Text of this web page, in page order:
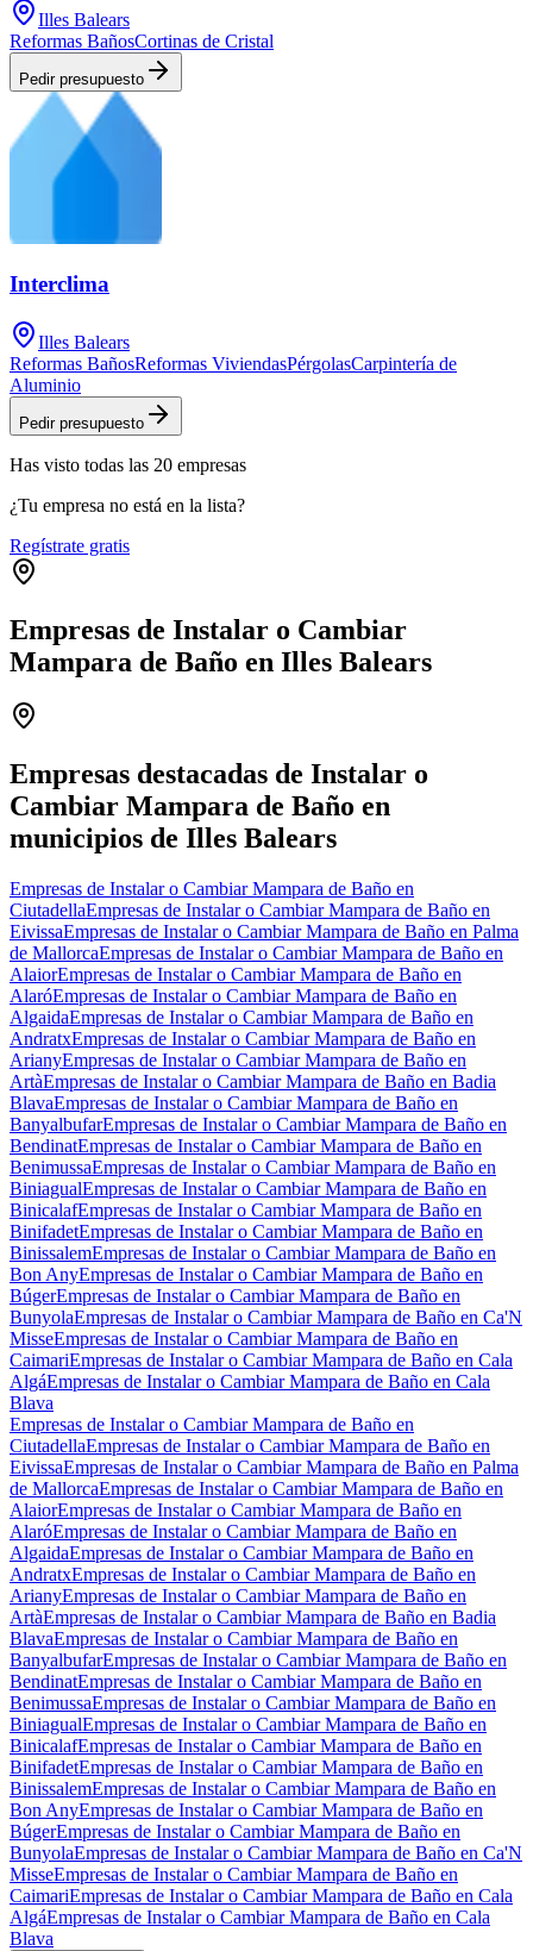
Illes Balears
Reformas BañosCortinas de Cristal
Pedir presupuesto
Interclima
Illes Balears
Reformas BañosReformas ViviendasPérgolasCarpintería de
Aluminio
Pedir presupuesto
Has visto todas las 20 empresas
¿Tu empresa no está en la lista?
Regístrate gratis
Empresas de Instalar o Cambiar
Mampara de Baño en Illes Balears
−
Empresas destacadas de Instalar o
Cambiar Mampara de Baño en
municipios de Illes Balears
Empresas de Instalar o Cambiar Mampara de Baño en
CiutadellaEmpresas de Instalar o Cambiar Mampara de Baño en
EivissaEmpresas de Instalar o Cambiar Mampara de Baño en Palma
de MallorcaEmpresas de Instalar o Cambiar Mampara de Baño en
AlaiorEmpresas de Instalar o Cambiar Mampara de Baño en
AlaróEmpresas de Instalar o Cambiar Mampara de Baño en
AlgaidaEmpresas de Instalar o Cambiar Mampara de Baño en
AndratxEmpresas de Instalar o Cambiar Mampara de Baño en
ArianyEmpresas de Instalar o Cambiar Mampara de Baño en
ArtàEmpresas de Instalar o Cambiar Mampara de Baño en Badia
BlavaEmpresas de Instalar o Cambiar Mampara de Baño en
BanyalbufarEmpresas de Instalar o Cambiar Mampara de Baño en
BendinatEmpresas de Instalar o Cambiar Mampara de Baño en
BenimussaEmpresas de Instalar o Cambiar Mampara de Baño en
BiniagualEmpresas de Instalar o Cambiar Mampara de Baño en
BinicalafEmpresas de Instalar o Cambiar Mampara de Baño en
BinifadetEmpresas de Instalar o Cambiar Mampara de Baño en
BinissalemEmpresas de Instalar o Cambiar Mampara de Baño en
Bon AnyEmpresas de Instalar o Cambiar Mampara de Baño en
BúgerEmpresas de Instalar o Cambiar Mampara de Baño en
BunyolaEmpresas de Instalar o Cambiar Mampara de Baño en Ca'N
MisseEmpresas de Instalar o Cambiar Mampara de Baño en
CaimariEmpresas de Instalar o Cambiar Mampara de Baño en Cala
AlgáEmpresas de Instalar o Cambiar Mampara de Baño en Cala
Blava
Empresas de Instalar o Cambiar Mampara de Baño en
CiutadellaEmpresas de Instalar o Cambiar Mampara de Baño en
EivissaEmpresas de Instalar o Cambiar Mampara de Baño en Palma
de MallorcaEmpresas de Instalar o Cambiar Mampara de Baño en
AlaiorEmpresas de Instalar o Cambiar Mampara de Baño en
AlaróEmpresas de Instalar o Cambiar Mampara de Baño en
AlgaidaEmpresas de Instalar o Cambiar Mampara de Baño en
AndratxEmpresas de Instalar o Cambiar Mampara de Baño en
ArianyEmpresas de Instalar o Cambiar Mampara de Baño en
ArtàEmpresas de Instalar o Cambiar Mampara de Baño en Badia
BlavaEmpresas de Instalar o Cambiar Mampara de Baño en
BanyalbufarEmpresas de Instalar o Cambiar Mampara de Baño en
BendinatEmpresas de Instalar o Cambiar Mampara de Baño en
BenimussaEmpresas de Instalar o Cambiar Mampara de Baño en
BiniagualEmpresas de Instalar o Cambiar Mampara de Baño en
BinicalafEmpresas de Instalar o Cambiar Mampara de Baño en
BinifadetEmpresas de Instalar o Cambiar Mampara de Baño en
BinissalemEmpresas de Instalar o Cambiar Mampara de Baño en
Bon AnyEmpresas de Instalar o Cambiar Mampara de Baño en
BúgerEmpresas de Instalar o Cambiar Mampara de Baño en
BunyolaEmpresas de Instalar o Cambiar Mampara de Baño en Ca'N
MisseEmpresas de Instalar o Cambiar Mampara de Baño en
CaimariEmpresas de Instalar o Cambiar Mampara de Baño en Cala
AlgáEmpresas de Instalar o Cambiar Mampara de Baño en Cala
Blava